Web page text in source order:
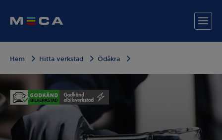
Hitta din verkstad
Våra tjänster
Hem Hitta verkstad Ödåkra